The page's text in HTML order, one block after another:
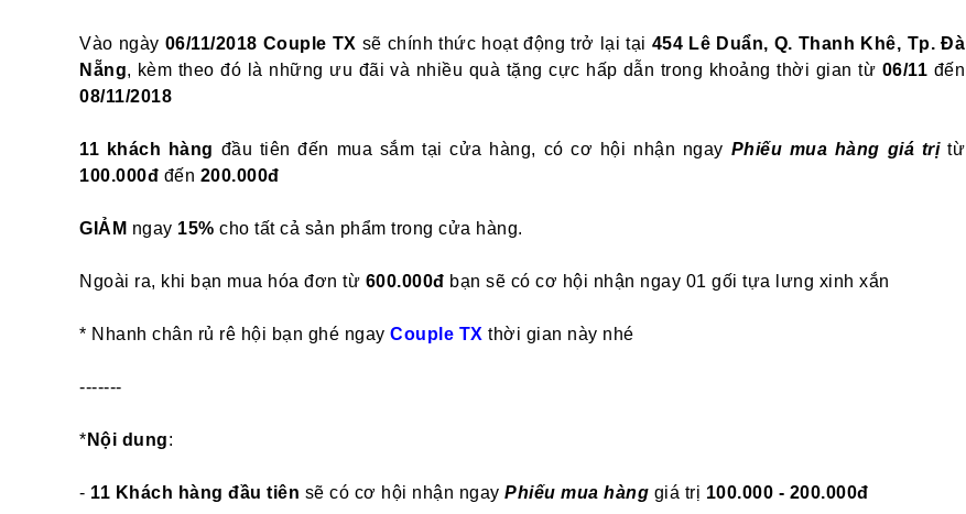
Vào ngày 06/11/2018 Couple TX sẽ chính thức hoạt động trở lại tại 454 Lê Duẩn, Q. Thanh Khê, Tp. Đà
Nẵng, kèm theo đó là những ưu đãi và nhiều quà tặng cực hấp dẫn trong khoảng thời gian từ 06/11 đến
08/11/2018
11 khách hàng đầu tiên đến mua sắm tại cửa hàng, có cơ hội nhận ngay Phiếu mua hàng giá trịtừ
100.000đ đến 200.000đ
GIẢM ngay 15% cho tất cả sản phẩm trong cửa hàng.
Ngoài ra, khi bạn mua hóa đơn từ 600.000đ bạn sẽ có cơ hội nhận ngay 01 gối tựa lưng xinh xắn
* Nhanh chân rủ rê hội bạn ghé ngay Couple TX thời gian này nhé
-------
* Nội dung:
- 11 Khách hàng đầu tiên sẽ có cơ hội nhận ngay Phiếu mua hàng giá trị 100.000 - 200.000đ